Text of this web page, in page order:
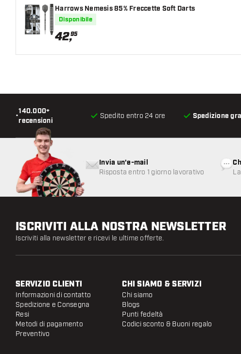
Harrows Nemesis 85% Freccette Soft Darts
Disponibile
42,95
•
140.000+
recensioni
Spedito entro 24 ore Spedizione
Invia un'e-mail
Risposta entro 1 giorno lavorativo
ISCRIVITI ALLA NOSTRA NEWSLETTER
Iscriviti alla newsletter e ricevi le ultime offerte.
SERVIZIO CLIENTI
Informazioni di contatto
Spedizione e Consegna
Resi
Metodi di pagamento
Preventivo
CHI SIAMO & SERVIZI
Chi siamo
Blogs
Punti fedeltà
Codici sconto & Buoni regalo